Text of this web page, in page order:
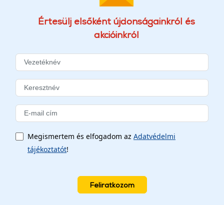
Értesülj elsőként újdonságainkról és
akcióinkról
Megismertem és elfogadom az Adatvédelmi
tájékoztatót!
Feliratkozom